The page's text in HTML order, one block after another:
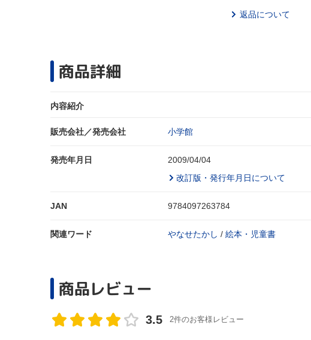
返品について
商品詳細
内容紹介
販売会社／発売会社 小学館
発売年月日
2009/04/04
改訂版・発行年月日について
JAN 9784097263784
関連ワード やなせたかし / 絵本・児童書
商品レビュー
3.5 2件のお客様レビュー